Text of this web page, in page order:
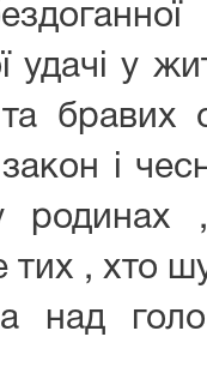
удачі у
бравих
і
, хто